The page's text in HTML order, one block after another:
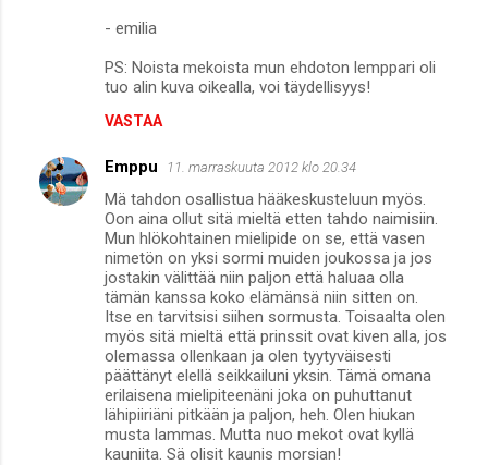
- emilia
PS: Noista mekoista mun ehdoton lemppari oli
tuo alin kuva oikealla, voi täydellisyys!
VASTAA
Emppu 11. marraskuuta 2012 klo 20.34
Mä tahdon osallistua hääkeskusteluun myös.
Oon aina ollut sitä mieltä etten tahdo naimisiin.
Mun hlökohtainen mielipide on se, että vasen
nimetön on yksi sormi muiden joukossa ja jos
jostakin välittää niin paljon että haluaa olla
tämän kanssa koko elämänsä niin sitten on.
Itse en tarvitsisi siihen sormusta. Toisaalta olen
myös sitä mieltä että prinssit ovat kiven alla, jos
olemassa ollenkaan ja olen tyytyväisesti
päättänyt elellä seikkailuni yksin. Tämä omana
erilaisena mielipiteenäni joka on puhuttanut
lähipiiriäni pitkään ja paljon, heh. Olen hiukan
musta lammas. Mutta nuo mekot ovat kyllä
kauniita. Sä olisit kaunis morsian!